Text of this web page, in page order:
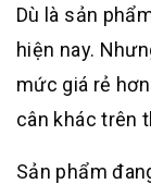
Dù là sản
hiện nay.
mức giá rẻ
cân khác trên
Sản phẩm